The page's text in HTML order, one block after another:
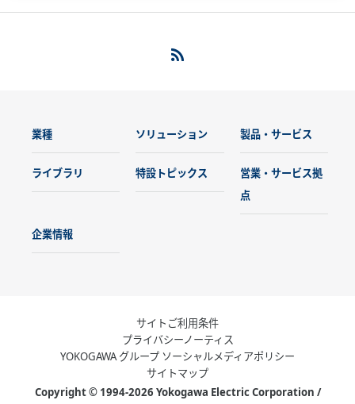
業種 ソリューション 製品・サービス
ライブラリ 特設トピックス
営業・サービス拠
点
企業情報
サイトご利用条件
プライバシーノーティス
YOKOGAWA グループ ソーシャルメディアポリシー
サイトマップ
Copyright © 1994-2026 Yokogawa Electric Corporation /